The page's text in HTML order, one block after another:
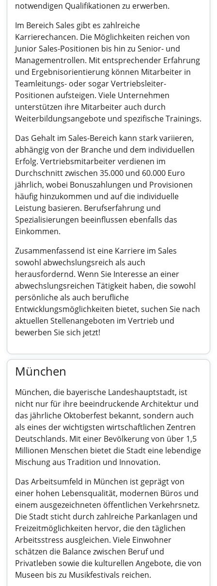
notwendigen Qualifikationen zu erwerben.
Im Bereich Sales gibt es zahlreiche
Karrierechancen. Die Möglichkeiten reichen von
Junior Sales-Positionen bis hin zu Senior- und
Managementrollen. Mit entsprechender Erfahrung
und Ergebnisorientierung können Mitarbeiter in
Teamleitungs- oder sogar Vertriebsleiter-
Positionen aufsteigen. Viele Unternehmen
unterstützen ihre Mitarbeiter auch durch
Weiterbildungsangebote und spezifische Trainings.
Das Gehalt im Sales-Bereich kann stark variieren,
abhängig von der Branche und dem individuellen
Erfolg. Vertriebsmitarbeiter verdienen im
Durchschnitt zwischen 35.000 und 60.000 Euro
jährlich, wobei Bonuszahlungen und Provisionen
häufig hinzukommen und auf die individuelle
Leistung basieren. Berufserfahrung und
Spezialisierungen beeinflussen ebenfalls das
Einkommen.
Zusammenfassend ist eine Karriere im Sales
sowohl abwechslungsreich als auch
herausfordernd. Wenn Sie Interesse an einer
abwechslungsreichen Tätigkeit haben, die sowohl
persönliche als auch berufliche
Entwicklungsmöglichkeiten bietet, suchen Sie nach
aktuellen Stellenangeboten im Vertrieb und
bewerben Sie sich jetzt!
München
München, die bayerische Landeshauptstadt, ist
nicht nur für ihre beeindruckende Architektur und
das jährliche Oktoberfest bekannt, sondern auch
als eines der wichtigsten wirtschaftlichen Zentren
Deutschlands. Mit einer Bevölkerung von über 1,5
Millionen Menschen bietet die Stadt eine lebendige
Mischung aus Tradition und Innovation.
Das Arbeitsumfeld in München ist geprägt von
einer hohen Lebensqualität, modernen Büros und
einem ausgezeichneten öffentlichen Verkehrsnetz.
Die Stadt sticht durch zahlreiche Parkanlagen und
Freizeitmöglichkeiten hervor, die den täglichen
Arbeitsstress ausgleichen. Viele Einwohner
schätzen die Balance zwischen Beruf und
Privatleben sowie die kulturellen Angebote, die von
Museen bis zu Musikfestivals reichen.